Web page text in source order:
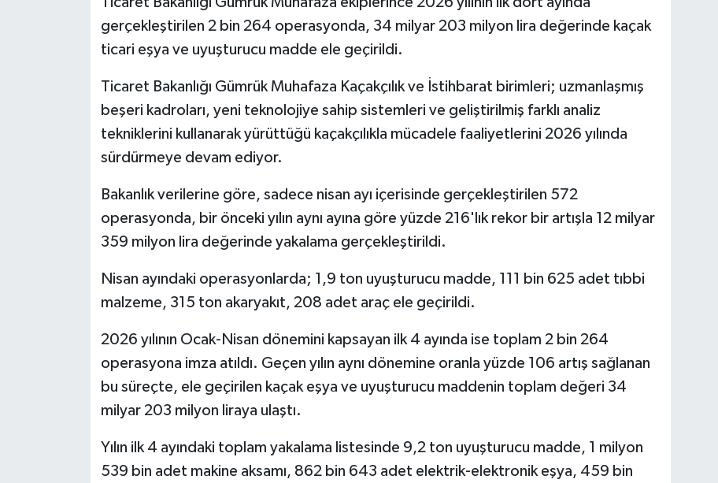
gerçekleştirilen 2 bin 264 operasyonda, 34 milyar 203 milyon lira değerinde kaçak
ticari eşya ve uyuşturucu madde ele geçirildi.
Ticaret Bakanlığı Gümrük Muhafaza Kaçakçılık ve İstihbarat birimleri; uzmanlaşmış
beşeri kadroları, yeni teknolojiye sahip sistemleri ve geliştirilmiş farklı analiz
tekniklerini kullanarak yürüttüğü kaçakçılıkla mücadele faaliyetlerini 2026 yılında
sürdürmeye devam ediyor.
Bakanlık verilerine göre, sadece nisan ayı içerisinde gerçekleştirilen 572
operasyonda, bir önceki yılın aynı ayına göre yüzde 216'lık rekor bir artışla 12 milyar
359 milyon lira değerinde yakalama gerçekleştirildi.
Nisan ayındaki operasyonlarda; 1,9 ton uyuşturucu madde, 111 bin 625 adet tıbbi
malzeme, 315 ton akaryakıt, 208 adet araç ele geçirildi.
2026 yılının Ocak-Nisan dönemini kapsayan ilk 4 ayında ise toplam 2 bin 264
operasyona imza atıldı. Geçen yılın aynı dönemine oranla yüzde 106 artış sağlanan
bu süreçte, ele geçirilen kaçak eşya ve uyuşturucu maddenin toplam değeri 34
milyar 203 milyon liraya ulaştı.
Yılın ilk 4 ayındaki toplam yakalama listesinde 9,2 ton uyuşturucu madde, 1 milyon
539 bin adet makine aksamı, 862 bin 643 adet elektrik-elektronik eşya, 459 bin